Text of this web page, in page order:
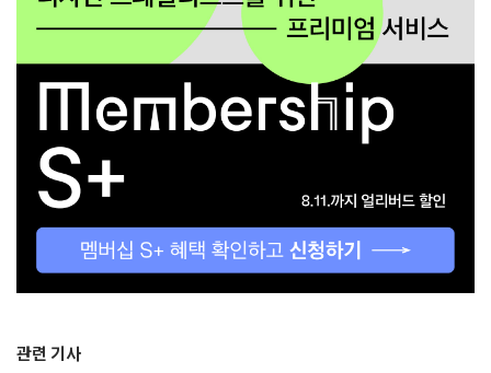
관련 기사